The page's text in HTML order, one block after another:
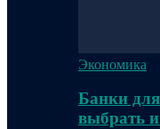
Экономика
Банки
выбрать